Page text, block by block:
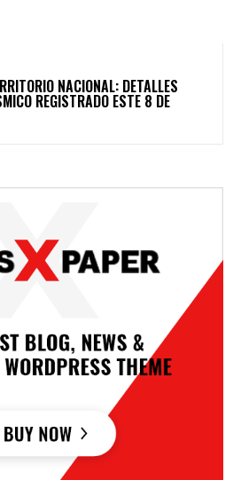
NACIONAL: DETALLES
REGISTRADO ESTE 8 DE